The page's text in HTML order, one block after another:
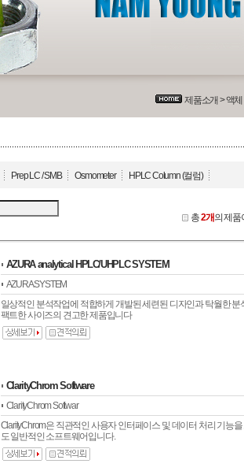
제품소개 > 액
Prep LC / SMB Osmometer HPLC Column (컬럼)
총2개의 제품
AZURA analytical HPLC/UHPLC SYSTEM
AZURA SYSTEM
일상적인 분석작업에 적합하게 개발된 세련된 디자인과 탁월한 분
팩트한 사이즈의 견고한 제품입니다
ClarityChrom Software
ClarityChrom Softwar
ClarityChrom은 직관적인 사용자 인터페이스 및 데이터 처리 기능
도 일반적인 소프트웨어입니다.